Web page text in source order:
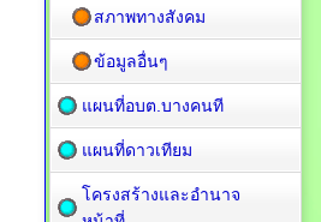
สภาพทางสังคม
ข้อมูลอื่นๆ
แผนที่อบต.บางคนที
แผนที่ดาวเทียม
โครงสร้างและอำนาจ